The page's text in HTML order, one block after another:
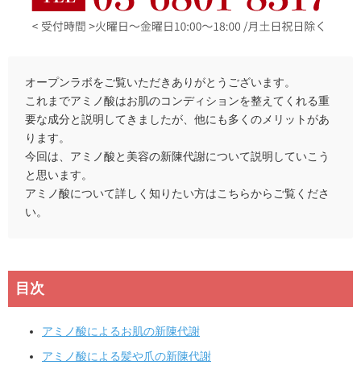
オープンラボをご覧いただきありがとうございます。
これまでアミノ酸はお肌のコンディションを整えてくれる重
要な成分と説明してきましたが、他にも多くのメリットがあ
ります。
今回は、アミノ酸と美容の新陳代謝について説明していこう
と思います。
アミノ酸について詳しく知りたい方はこちらからご覧くださ
い。
目次
アミノ酸によるお肌の新陳代謝
アミノ酸による髪や爪の新陳代謝